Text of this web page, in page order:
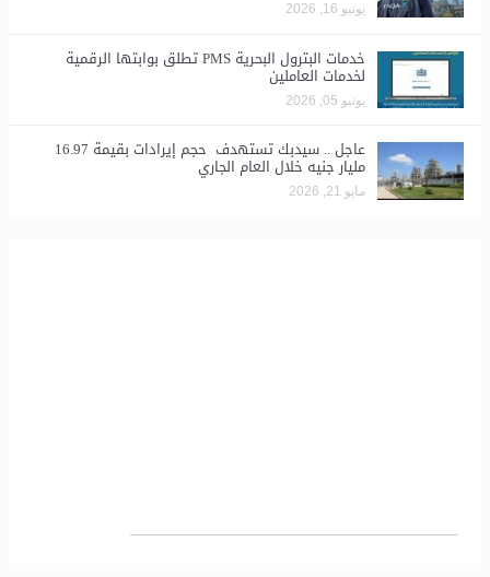
يونيو 16, 2026
خدمات البترول البحرية PMS تطلق بوابتها الرقمية
لخدمات العاملين
يونيو 05, 2026
عاجل .. سيدبك تستهدف حجم إيرادات بقيمة 16.97
مليار جنيه خلال العام الجاري
مايو 21, 2026